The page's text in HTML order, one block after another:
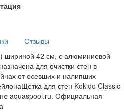
Отзывы
шириной 42 см, с алюминиевой
для очистки стен в
от осевших и налипших
для стен Kokido Classic
aquaspool.ru. Официальная